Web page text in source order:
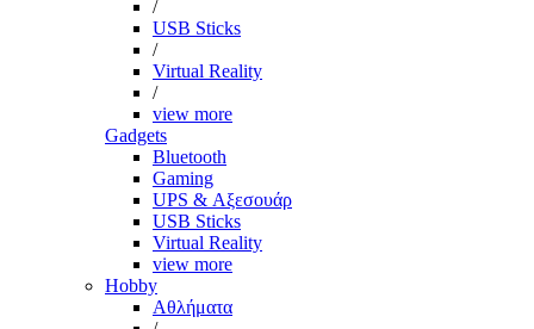
/
USB Sticks
/
Virtual Reality
/
view more
Gadgets
Bluetooth
Gaming
UPS & Αξεσουάρ
USB Sticks
Virtual Reality
view more
Hobby
Αθλήματα